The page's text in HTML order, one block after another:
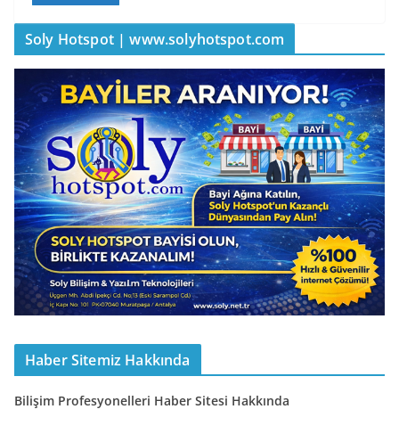
Soly Hotspot | www.solyhotspot.com
Haber Sitemiz Hakkında
Bilişim Profesyonelleri Haber Sitesi Hakkında